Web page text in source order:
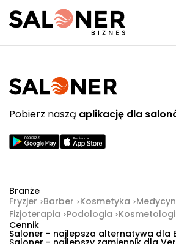
Pobierz naszą aplikację dla
Branże
Fryzjer Barber Kosmetyka
Fizjoterapia Podologia
Cennik
Saloner - najlepsza alternatywa dla